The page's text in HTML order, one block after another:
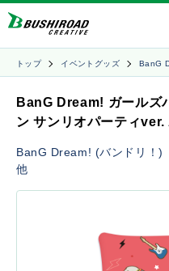
トップ イベントグッズ BanG
BanG Dream! ガールズ
ン サンリオパーティ
BanG Dream! (バンドリ！
他